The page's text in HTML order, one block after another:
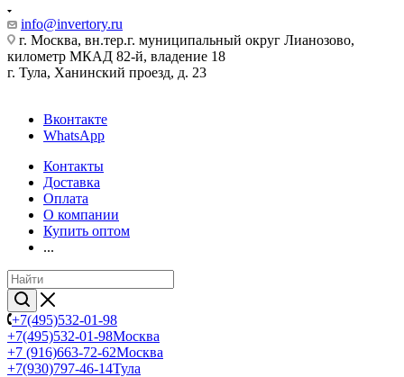
info@invertory.ru
г. Москва, вн.тер.г. муниципальный округ Лианозово,
километр МКАД 82-й, владение 18
г. Тула, Ханинский проезд, д. 23
Вконтакте
WhatsApp
Контакты
Доставка
Оплата
О компании
Купить оптом
...
+7(495)532-01-98
+7(495)532-01-98Москва
+7 (916)663-72-62Москва
+7(930)797-46-14Тула